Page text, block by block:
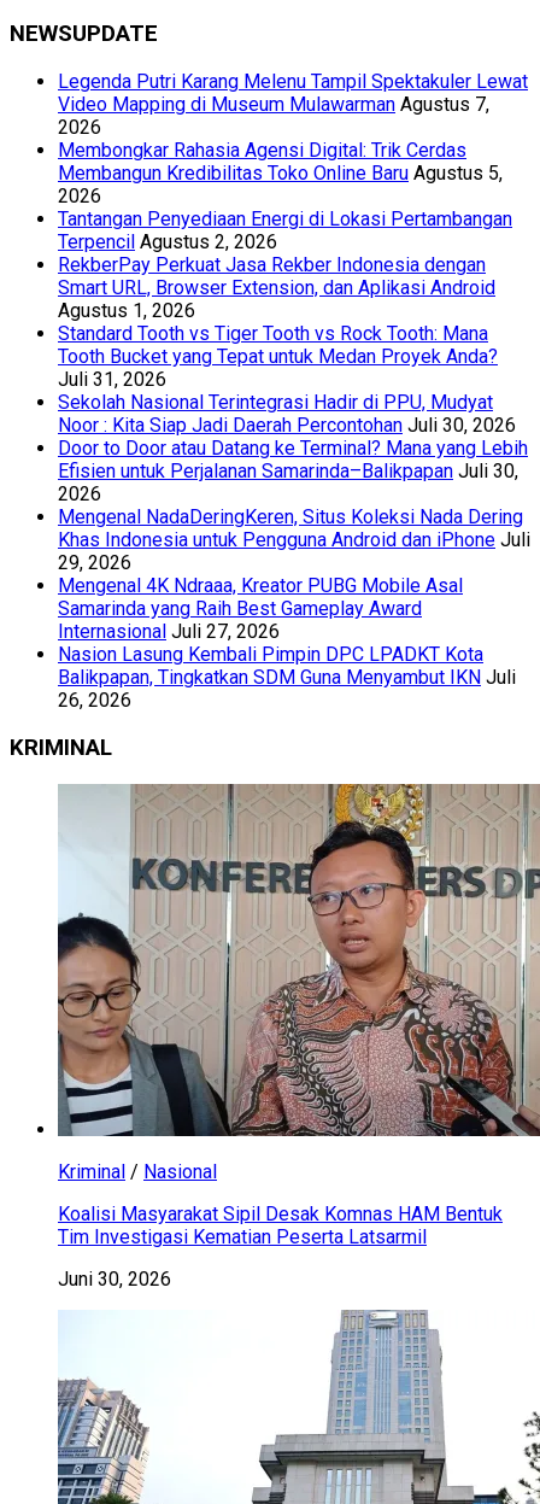
NEWSUPDATE
Legenda Putri Karang Melenu Tampil Spektakuler Lewat
Video Mapping di Museum Mulawarman Agustus 7,
2026
Membongkar Rahasia Agensi Digital: Trik Cerdas
Membangun Kredibilitas Toko Online Baru Agustus 5,
2026
Tantangan Penyediaan Energi di Lokasi Pertambangan
Terpencil Agustus 2, 2026
RekberPay Perkuat Jasa Rekber Indonesia dengan
Smart URL, Browser Extension, dan Aplikasi Android
Agustus 1, 2026
Standard Tooth vs Tiger Tooth vs Rock Tooth: Mana
Tooth Bucket yang Tepat untuk Medan Proyek Anda?
Juli 31, 2026
Sekolah Nasional Terintegrasi Hadir di PPU, Mudyat
Noor : Kita Siap Jadi Daerah Percontohan Juli 30, 2026
Door to Door atau Datang ke Terminal? Mana yang Lebih
Efisien untuk Perjalanan Samarinda–Balikpapan Juli 30,
2026
Mengenal NadaDeringKeren, Situs Koleksi Nada Dering
Khas Indonesia untuk Pengguna Android dan iPhone Juli
29, 2026
Mengenal 4K Ndraaa, Kreator PUBG Mobile Asal
Samarinda yang Raih Best Gameplay Award
Internasional Juli 27, 2026
Nasion Lasung Kembali Pimpin DPC LPADKT Kota
Balikpapan, Tingkatkan SDM Guna Menyambut IKN Juli
26, 2026
KRIMINAL
Kriminal / Nasional
Koalisi Masyarakat Sipil Desak Komnas HAM Bentuk
Tim Investigasi Kematian Peserta Latsarmil
Juni 30, 2026